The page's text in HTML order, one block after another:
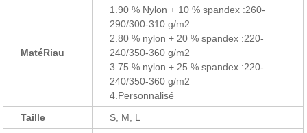
MatéRiau
1.90 % Nylon + 10 % spandex :260-
290/300-310 g/m2
2.80 % nylon + 20 % spandex :220-
240/350-360 g/m2
3.75 % nylon + 25 % spandex :220-
240/350-360 g/m2
4.Personnalisé
Taille
S, M, L